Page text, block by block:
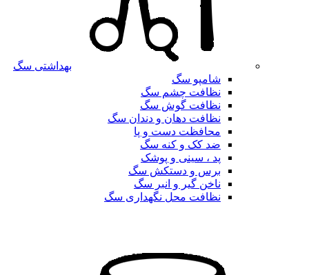
بهداشتی سگ
شامپو سگ
نظافت چشم سگ
نظافت گوش سگ
نظافت دهان و دندان سگ
محافظت دست و پا
ضد کک و کنه سگ
پد ، سینی و پوشک
برس و دستکش سگ
ناخن گیر و انبر سگ
نظافت محل نگهداری سگ